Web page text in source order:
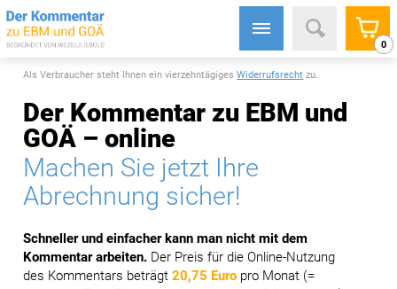
0
Als Verbraucher steht Ihnen ein vierzehntägigesWiderrufsrecht zu.
Der Kommentar zu EBM und
GOÄ – online
Machen Sie jetzt Ihre
Abrechnung sicher!
Schneller und einfacher kann man nicht mit dem
Kommentar arbeiten. Der Preis für die Online-Nutzung
des Kommentars beträgt20,75 Euro pro Monat (=